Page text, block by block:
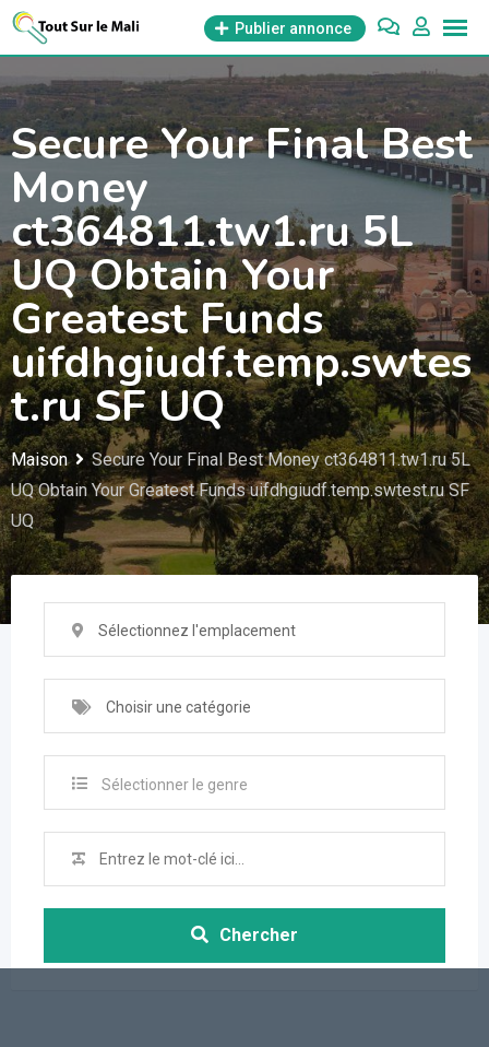
Aller
contenu
Publier annonce
Secure Your Final Best
Money
ct364811.tw1.ru 5L
UQ Obtain Your
Greatest Funds
uifdhgiudf.temp.swtes
t.ru SF UQ
Maison
Secure Your Final Best Money ct364811.tw1.ru 5L
UQ Obtain Your Greatest Funds uifdhgiudf.temp.swtest.ru SF
UQ
Sélectionnez l'emplacement
Choisir une catégorie
Sélectionner le genre
Chercher